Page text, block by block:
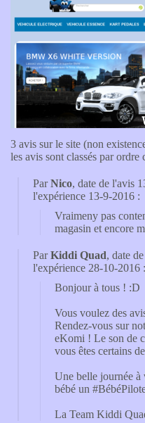
3 avis sur le site (non
les avis sont classés par ordre
ParNico, date de l'avis
l'expérience 13-9-2016 :
Vraimeny pas
magasin et encore
ParKiddi Quad, date
l'expérience 28-10-2016 :
Bonjour à tous ! :D
Vous voulez des
Rendez-vous sur
eKomi ! Le son de
vous êtes certains
Une belle journée à
bébé un
La Team Kiddi